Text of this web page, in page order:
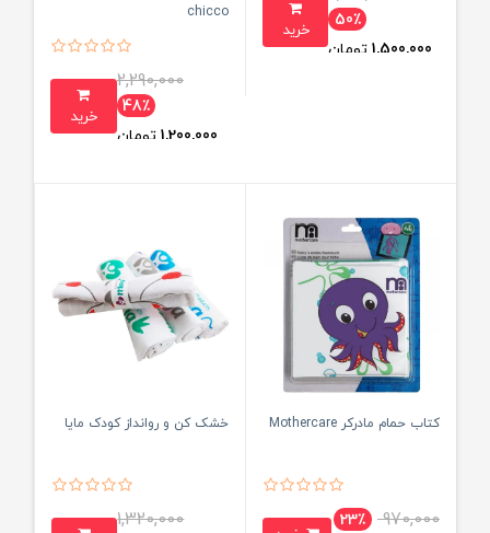
50٪
1,500,000تومان
خرید
chicco
2,290,000
48٪
1,200,000 تومان
خرید
کتاب حمام مادرکر Mothercare
970,000
23٪
خشک کن و روانداز کودک مایا
1,320,000